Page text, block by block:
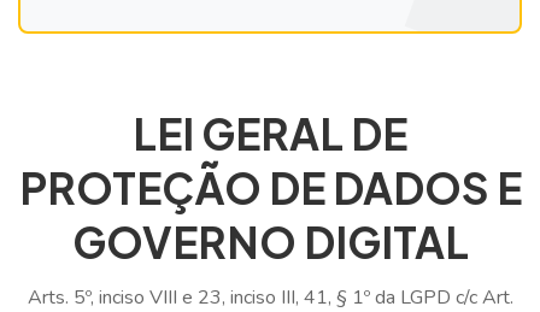
LEI GERAL DE
PROTEÇÃO DE DADOS E
GOVERNO DIGITAL
Arts. 5º, inciso VIII e 23, inciso III, 41, § 1º da LGPD c/c Art.